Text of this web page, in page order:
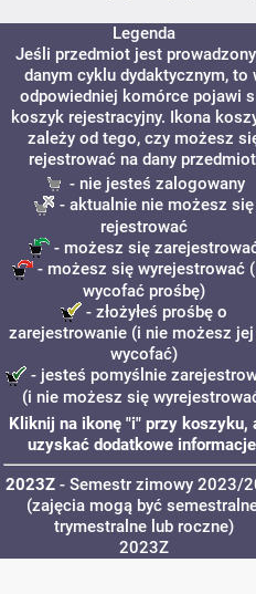
Legenda
Jeśli przedmiot jest
danym cyklu dydaktycznym, to
odpowiedniej komórce pojawi
koszyk rejestracyjny. Ikona
zależy od tego, czy możesz
rejestrować na dany
- nie jesteś zalogowany
- aktualnie nie możesz się
rejestrować
- możesz się
- możesz się wyrejestrować
wycofać prośbę)
- złożyłeś prośbę o
zarejestrowanie (i nie możesz
wycofać)
- jesteś pomyślnie
(i nie możesz się
Kliknij na ikonę "i" przy koszyku,
uzyskać dodatkowe
2023Z- Semestr zimowy 2023/
(zajęcia mogą być
trymestralne lub roczne)
2023Z